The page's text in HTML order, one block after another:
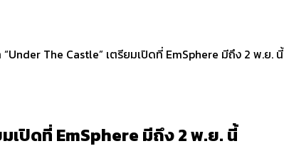
The Castle” เตรียมเปิดที่ EmSphere มีถึง 2 พ.ย. นี้
เปิดที่ EmSphere มีถึง 2 พ.ย. นี้